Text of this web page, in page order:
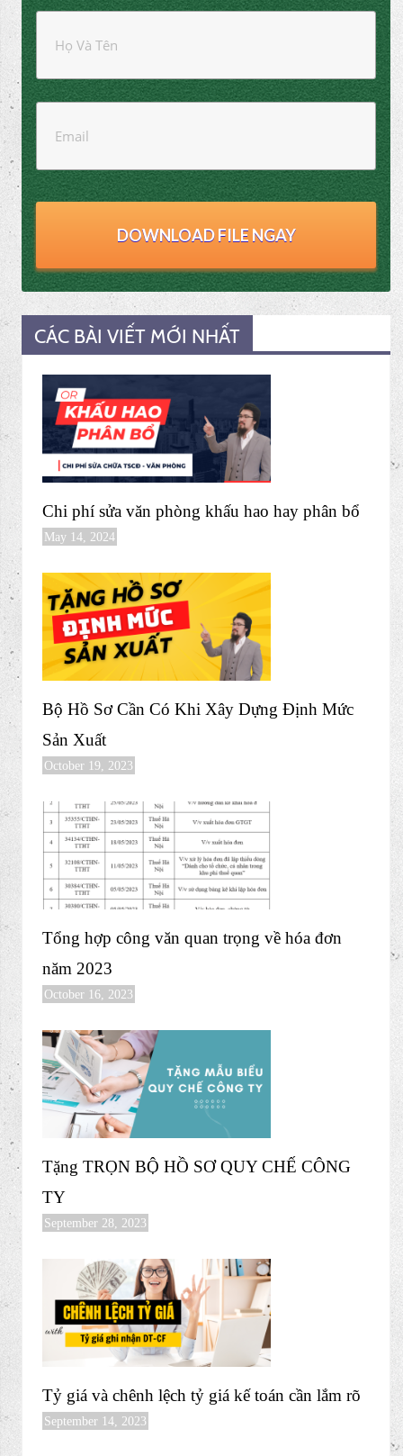
DOWNLOAD FILE NGAY
CÁC BÀI VIẾT MỚI NHẤT
Chi phí sửa văn phòng khấu hao hay phân bổ
May 14, 2024
Bộ Hồ Sơ Cần Có Khi Xây Dựng Định Mức
Sản Xuất
October 19, 2023
Tổng hợp công văn quan trọng về hóa đơn
năm 2023
October 16, 2023
Tặng TRỌN BỘ HỒ SƠ QUY CHẾ CÔNG
TY
September 28, 2023
Tỷ giá và chênh lệch tỷ giá kế toán cần lắm rõ
September 14, 2023